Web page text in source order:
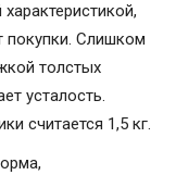
покупки. Слишком
толстых
усталость.
считается 1,5 кг.